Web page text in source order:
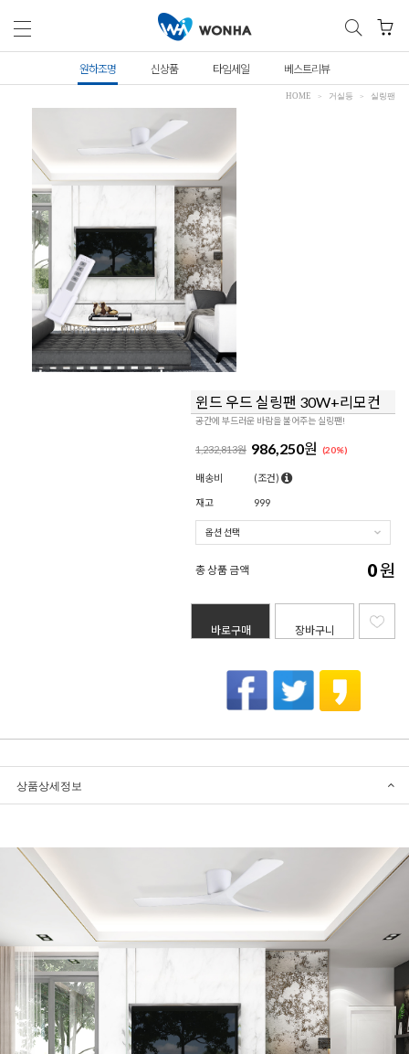
원하조명 신상품 타임세일 베스트리뷰
HOME 거실등 실링팬
윈드 우드 실링팬 30W+리모컨
공간에 부드러운 바람을 불어주는 실링팬!
1,232,813원 986,250원 (20%)
배송비 (조건)
재고 999
총 상품 금액 0원
바로구매 장바구니
상품상세정보